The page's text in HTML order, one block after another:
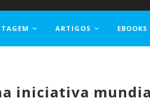
ARTIGOS EBOOKS
iniciativa